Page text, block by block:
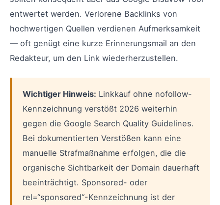
entwertet werden. Verlorene Backlinks von
hochwertigen Quellen verdienen Aufmerksamkeit
— oft genügt eine kurze Erinnerungsmail an den
Redakteur, um den Link wiederherzustellen.
Wichtiger Hinweis: Linkkauf ohne nofollow-
Kennzeichnung verstößt 2026 weiterhin
gegen die Google Search Quality Guidelines.
Bei dokumentierten Verstößen kann eine
manuelle Strafmaßnahme erfolgen, die die
organische Sichtbarkeit der Domain dauerhaft
beeinträchtigt. Sponsored- oder
rel=“sponsored“-Kennzeichnung ist der